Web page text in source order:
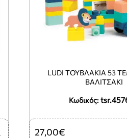
Κωδικός:
LUDI ΤΟΥΒΛΆΚΙΑ 53
ΒΑΛΙΤΣΆΚΙ
27,00€